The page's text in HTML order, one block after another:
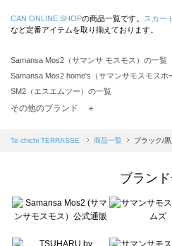
CAN ONLINE SHOPの商品一覧です。 スカート
など定番アイテムを取り揃えております。
Samansa Mos2（サマンサ モスモス）の一覧
Samansa Mos2 home's（サマンサモスモスホ
SM2（エスエムツー）の一覧
TSUHARU by Samansa Mos2（ツハルバイサ
Samansa Mos2 blue（サマンサモスモス ブル
Te chichi（テチチ）の一覧
Te chichi CLASSIC（テチチ クラシック）の一
その他のブランド ＋
Te chichi TERRASSE 商品一覧 ブラック/
ブラン